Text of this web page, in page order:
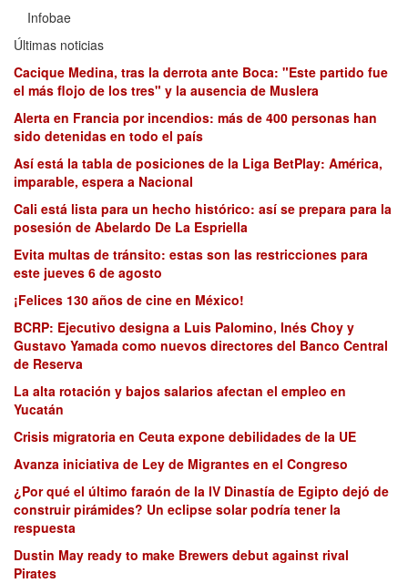
Infobae
Últimas noticias
Cacique Medina, tras la derrota ante Boca: "Este partido fue
el más flojo de los tres" y la ausencia de Muslera
Alerta en Francia por incendios: más de 400 personas han
sido detenidas en todo el país
Así está la tabla de posiciones de la Liga BetPlay: América,
imparable, espera a Nacional
Cali está lista para un hecho histórico: así se prepara para la
posesión de Abelardo De La Espriella
Evita multas de tránsito: estas son las restricciones para
este jueves 6 de agosto
¡Felices 130 años de cine en México!
BCRP: Ejecutivo designa a Luis Palomino, Inés Choy y
Gustavo Yamada como nuevos directores del Banco Central
de Reserva
La alta rotación y bajos salarios afectan el empleo en
Yucatán
Crisis migratoria en Ceuta expone debilidades de la UE
Avanza iniciativa de Ley de Migrantes en el Congreso
¿Por qué el último faraón de la IV Dinastía de Egipto dejó de
construir pirámides? Un eclipse solar podría tener la
respuesta
Dustin May ready to make Brewers debut against rival
Pirates